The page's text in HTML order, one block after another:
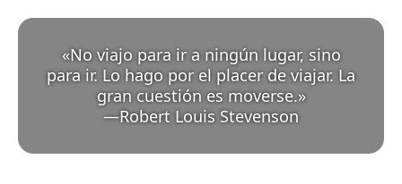
«No viajo para ir a ningún lugar, sino
para ir. Lo hago por el placer de viajar. La
gran cuestión es moverse. »
—Robert Louis Stevenson